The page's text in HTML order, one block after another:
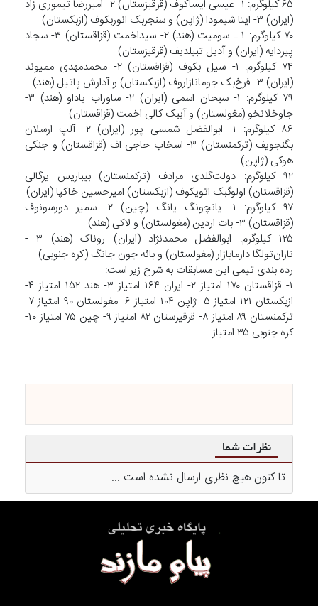
۶۵ کیلوگرم: ۱- عیسی ایساکوف (قرقیزستان) ۲- امیررضا تیموری زاد
(ایران) ۳- ایتا شیمودا (ژاپن) و سنجربک انوربکوف (ازبکستان)
۷۰ کیلوگرم: ۱ ـ سومیت (هند) ۲- سیداخمت (قزاقستان) ۳- سجاد
پیردایه (ایران) و آدیل تبیلدیف (قرقیزستان)
۷۴ کیلوگرم: ۱- سیل بکوف (قزاقستان) ۲- محمدمهدی ممیوند
(ایران) ۳- فرخ‌بک جومانازاروف (ازبکستان) و آدارش پاتیل (هند)
۷۹ کیلوگرم: ۱- سبحان اسمی (ایران) ۲- ساوراب یاداو (هند) ۳-
جاوخلانخو (مغولستان) و آیبک کالی اخمت (قزاقستان)
۸۶ کیلوگرم: ۱- ابوالفضل شمسی پور (ایران) ۲- آلپ ارسلان
بگنجویف (ترکمنستان) ۳- اسخاب حاجی اف (قزاقستان) و جنکی
هوکی (ژاپن)
۹۲ کیلوگرم: دولت‌گلدی مرادف (ترکمنستان) بیباریس یرگالی
(قزاقستان) اولوگبک اتویکوف (ازبکستان) امیرحسین خاکپا (ایران)
۹۷ کیلوگرم: ۱- یانچونگ یانگ (چین) ۲- سمیر دورسونوف
(قزاقستان) ۳- بات اردین (مغولستان) و لاکی (هند)
۱۲۵ کیلوگرم: ابوالفضل محمدنژاد (ایران) روناک (هند) ۳ -
ناران‌تولگا دارمابازار (مغولستان) و بائه جون جانگ (کره جنوبی)
رده بندی تیمی این مسابقات به شرح زیر است:
۱- قزاقستان ۱۷۰ امتیاز ۲- ایران ۱۶۴ امتیاز ۳- هند ۱۵۲ امتیاز ۴-
ازبکستان ۱۲۱ امتیاز ۵- ژاپن ۱۰۴ امتیاز ۶- مغولستان ۹۰ امتیاز ۷-
ترکمنستان ۸۹ امتیاز ۸- قرقیزستان ۸۲ امتیاز ۹- چین ۷۵ امتیاز ۱۰-
کره جنوبی ۳۵ امتیاز
نظرات شما
تا کنون هیچ نظری ارسال نشده است ...